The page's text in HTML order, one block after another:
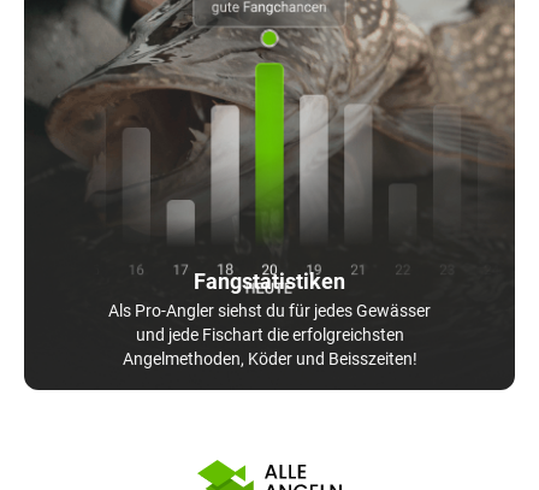
Fangstatistiken
Als Pro-Angler siehst du für jedes Gewässer
und jede Fischart die erfolgreichsten
Angelmethoden, Köder und Beisszeiten!